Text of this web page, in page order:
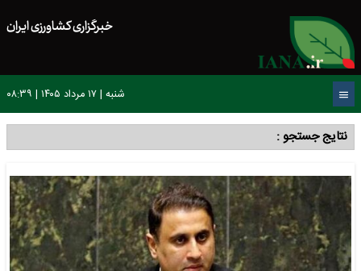
خبرگزاری کشاورزی ایران
شنبه | ۱۷ مرداد ۱۴۰۵ | ۰۸:۳۹
نتایج جستجو :